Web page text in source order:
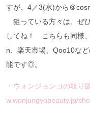
すが、4／3(水)から＠
狙っている方々は、ぜ
してね！ こちらも同様
n、楽天市場、Qoo10な
能です◎。
・ウォンジョンヨの取り
w.wonjungyobeauty.jp/